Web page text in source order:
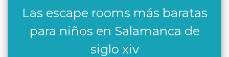
Las escape rooms más baratas
para niños en Salamanca de
siglo xiv